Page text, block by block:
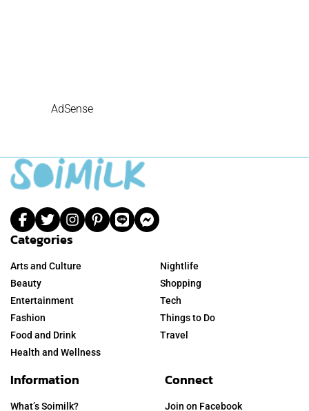
AdSense
Categories
Arts and Culture
Beauty
Entertainment
Fashion
Food and Drink
Health and Wellness
Nightlife
Shopping
Tech
Things to Do
Travel
Information
What’s Soimilk?
Connect
Join on Facebook